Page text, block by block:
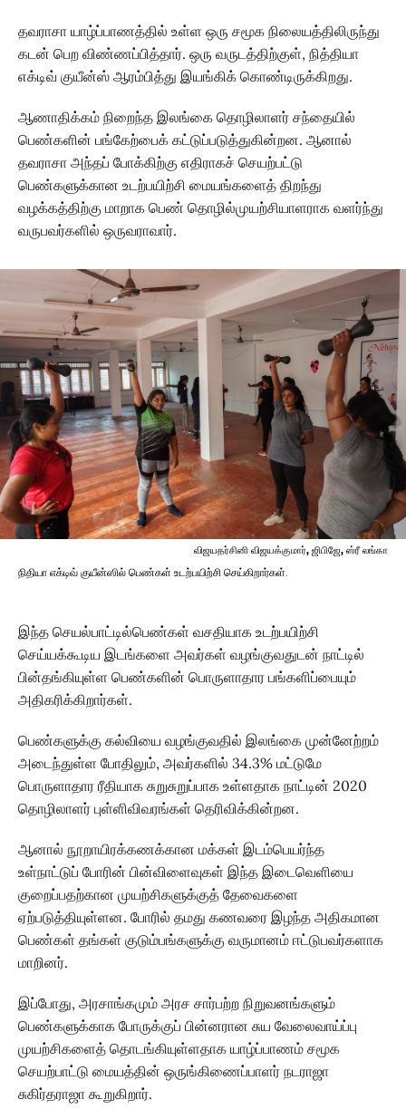
தவராசா யாழ்ப்பாணத்தில் உள்ள ஒரு சமூக நிலையத்திலிருந்து
கடன் பெற விண்ணப்பித்தார். ஒரு வருடத்திற்குள், நித்தியா
எக்டிவ் குயீன்ஸ் ஆரம்பித்து இயங்கிக் கொண்டிருக்கிறது.
ஆணாதிக்கம் நிறைந்த இலங்கை தொழிலாளர் சந்தையில்
பெண்களின் பங்கேற்பைக் கட்டுப்படுத்துகின்றன. ஆனால்
தவராசா அந்தப் போக்கிற்கு எதிராகச் செயற்பட்டு
பெண்களுக்கான உடற்பயிற்சி மையங்களைத் திறந்து
வழக்கத்திற்கு மாறாக பெண் தொழில்முயற்சியாளராக வளர்ந்து
வருபவர்களில் ஒருவராவார்.
விஜயதர்சினி விஜயக்குமார், ஜிபிஜே, ஸ்ரீ லங்கா
நிதியா எக்டிவ் குயீன்ஸில் பெண்கள் உடற்பயிற்சி செய்கிறார்கள்.
இந்த செயல்பாட்டில்பெண்கள் வசதியாக உடற்பயிற்சி
செய்யக்கூடிய இடங்களை அவர்கள் வழங்குவதுடன் நாட்டில்
பின்தங்கியுள்ள பெண்களின் பொருளாதார பங்களிப்பையும்
அதிகரிக்கிறார்கள்.
பெண்களுக்கு கல்வியை வழங்குவதில் இலங்கை முன்னேற்றம்
அடைந்துள்ள போதிலும், அவர்களில் 34.3% மட்டுமே
பொருளாதார ரீதியாக சுறுசுறுப்பாக உள்ளதாக நாட்டின் 2020
தொழிலாளர் புள்ளிவிவரங்கள் தெரிவிக்கின்றன.
ஆனால் நூறாயிரக்கணக்கான மக்கள் இடம்பெயர்ந்த
உள்நாட்டுப் போரின் பின்விளைவுகள் இந்த இடைவெளியை
குறைப்பதற்கான முயற்சிகளுக்குத் தேவைகளை
ஏற்படுத்தியுள்ளன. போரில் தமது கணவரை இழந்த அதிகமான
பெண்கள் தங்கள் குடும்பங்களுக்கு வருமானம் ஈட்டுபவர்களாக
மாறினர்.
இப்போது, அரசாங்கமும் அரச சார்பற்ற நிறுவனங்களும்
பெண்களுக்காக போருக்குப் பின்னரான சுய வேலைவாய்ப்பு
முயற்சிகளைத் தொடங்கியுள்ளதாக யாழ்ப்பாணம் சமூக
செயற்பாட்டு மையத்தின் ஒருங்கிணைப்பாளர் நடராஜா
சுகிர்தராஜா கூறுகிறார்.